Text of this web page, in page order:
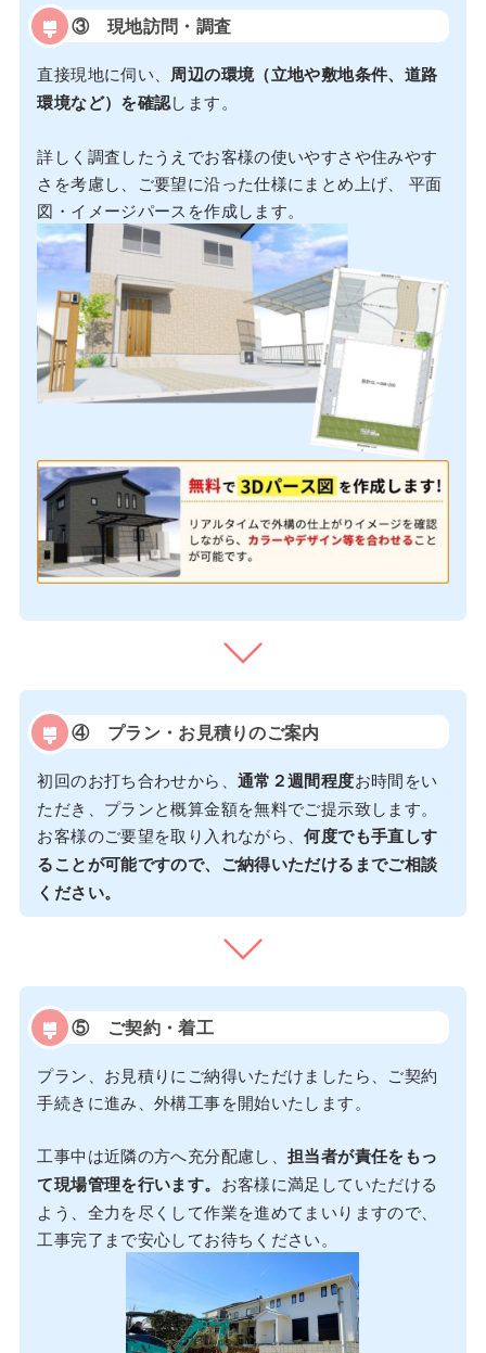
③ 現地訪問・調査
直接現地に伺い、 周辺の環境（立地や敷地条件、道路
環境など）を確認します。
詳しく調査したうえでお客様の使いやすさや住みやす
さを考慮し、ご要望に沿った仕様にまとめ上げ、 平面
図・イメージパースを作成します。
④ プラン・お見積りのご案内
初回のお打ち合わせから、 通常２週間程度お時間をい
ただき、プランと概算金額を無料でご提示致します。
お客様のご要望を取り入れながら、何度でも手直しす
ることが可能ですので、ご納得いただけるまでご相談
ください。
⑤ ご契約・着工
プラン、お見積りにご納得いただけましたら、ご契約
手続きに進み、外構工事を開始いたします。
工事中は近隣の方へ充分配慮し、担当者が責任をもっ
て現場管理を行います。 お客様に満足していただける
よう、全力を尽くして作業を進めてまいりますので、
工事完了まで安心してお待ちください。